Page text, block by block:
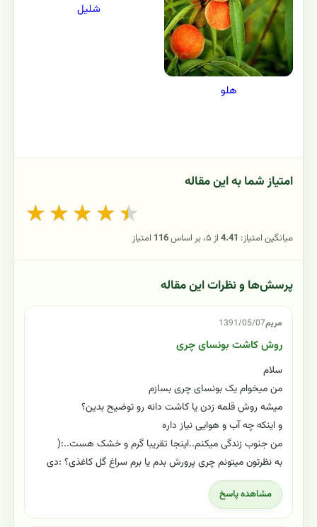
هلو
شلیل
امتیاز شما به این مقاله
★ ★ ★ ★ ★
میانگین امتیاز: 4.41از ۵، بر اساس 116 امتیاز
پرسش‌ها و نظرات این مقاله
مریم1391/05/07
روش کاشت بونسای چری
سلام
من میخوام یک بونسای چری بسازم
میشه روش قلمه زدن یا کاشت دانه رو توضیح بدین؟
و اینکه چه آب و هوایی نیاز داره
من جنوب زندگی میکنم..اینجا تقریبا گرم و خشک هست..:(
به نظرتون میتونم چری پرورش بدم یا برم سراغ گل کاغذی؟ :دی
مشاهده پاسخ